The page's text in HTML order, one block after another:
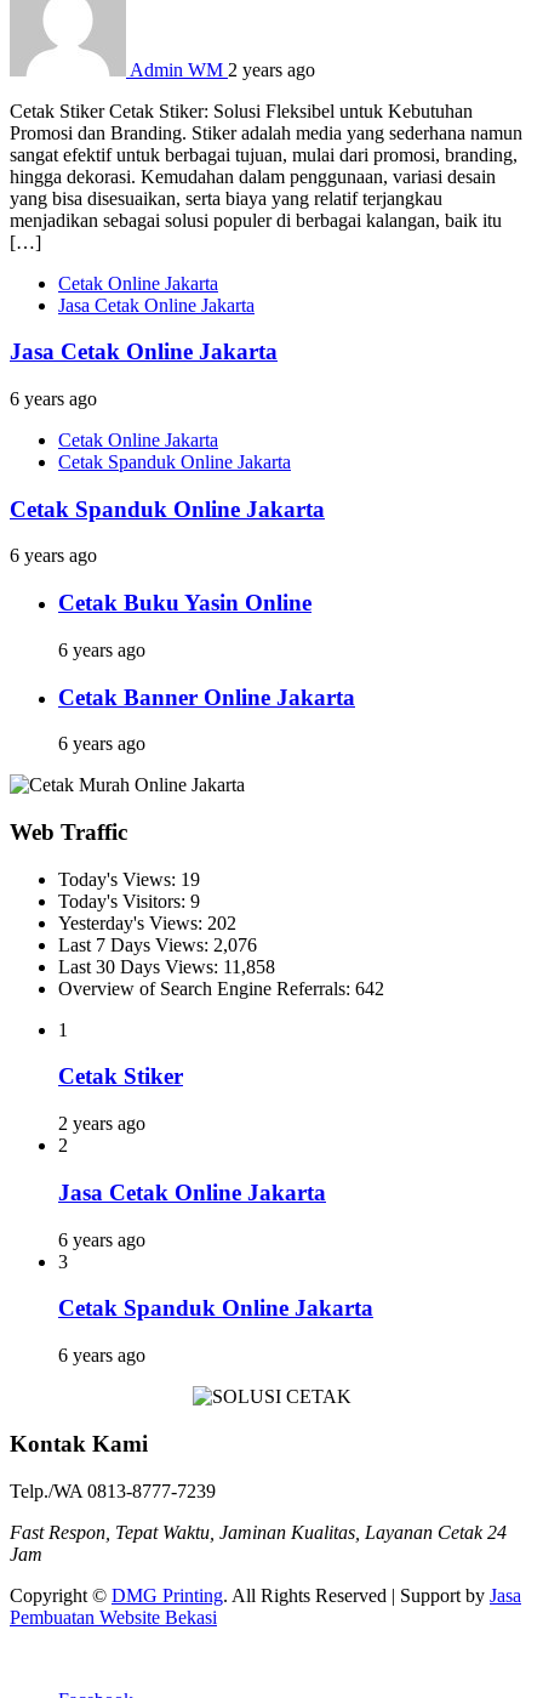
Admin WM 2 years ago
Cetak Stiker Cetak Stiker: Solusi Fleksibel untuk Kebutuhan
Promosi dan Branding. Stiker adalah media yang sederhana namun
sangat efektif untuk berbagai tujuan, mulai dari promosi, branding,
hingga dekorasi. Kemudahan dalam penggunaan, variasi desain
yang bisa disesuaikan, serta biaya yang relatif terjangkau
menjadikan sebagai solusi populer di berbagai kalangan, baik itu
[…]
Cetak Online Jakarta
Jasa Cetak Online Jakarta
Jasa Cetak Online Jakarta
6 years ago
Cetak Online Jakarta
Cetak Spanduk Online Jakarta
Cetak Spanduk Online Jakarta
6 years ago
Cetak Buku Yasin Online
6 years ago
Cetak Banner Online Jakarta
6 years ago
Web Traffic
Today's Views: 19
Today's Visitors: 9
Yesterday's Views: 202
Last 7 Days Views: 2,076
Last 30 Days Views: 11,858
Overview of Search Engine Referrals: 642
1
Cetak Stiker
2 years ago
2
Jasa Cetak Online Jakarta
6 years ago
3
Cetak Spanduk Online Jakarta
6 years ago
Kontak Kami
Telp./WA 0813-8777-7239
Fast Respon, Tepat Waktu, Jaminan Kualitas, Layanan Cetak 24
Jam
Copyright © DMG Printing. All Rights Reserved | Support by Jasa
Pembuatan Website Bekasi